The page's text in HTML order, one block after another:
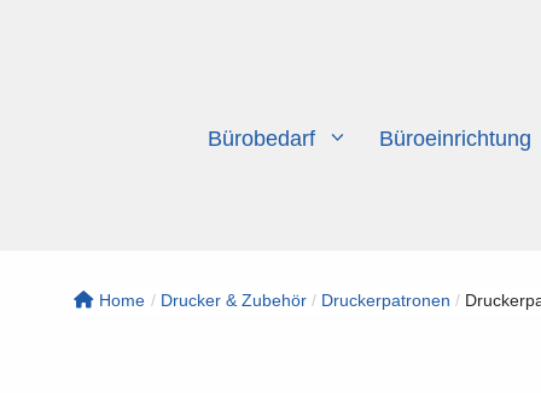
Bürobedarf Büroeinrichtung
Home / Drucker & Zubehör / Druckerpatronen /